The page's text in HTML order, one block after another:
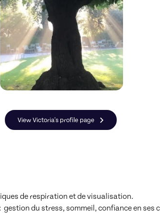
View Victoria's profile page
de respiration et de visualisation.
gestion du stress, sommeil, confiance en